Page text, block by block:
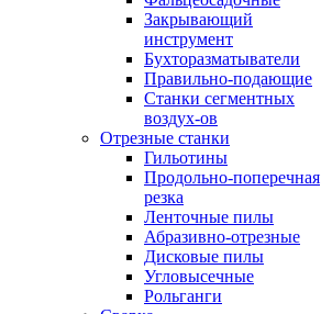
Закрывающий
инструмент
Бухторазматыватели
Правильно-подающие
Станки сегментных
воздух-ов
Отрезные станки
Гильотины
Продольно-поперечная
резка
Ленточные пилы
Абразивно-отрезные
Дисковые пилы
Угловысечные
Рольганги